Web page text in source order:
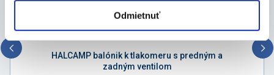
Odmietnuť
HALCAMP balónik k tlakomeru s predným a
zadným ventilom